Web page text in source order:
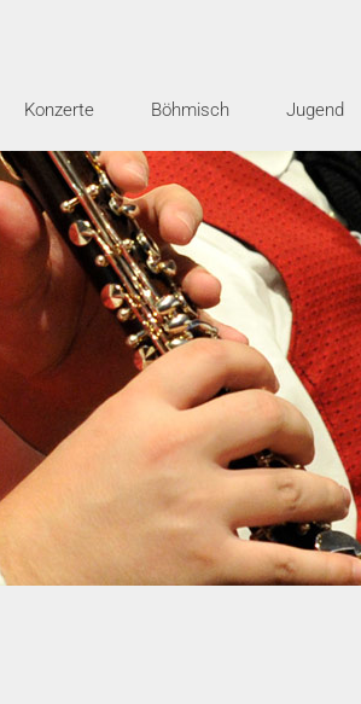
Konzerte Böhmisch Jugend